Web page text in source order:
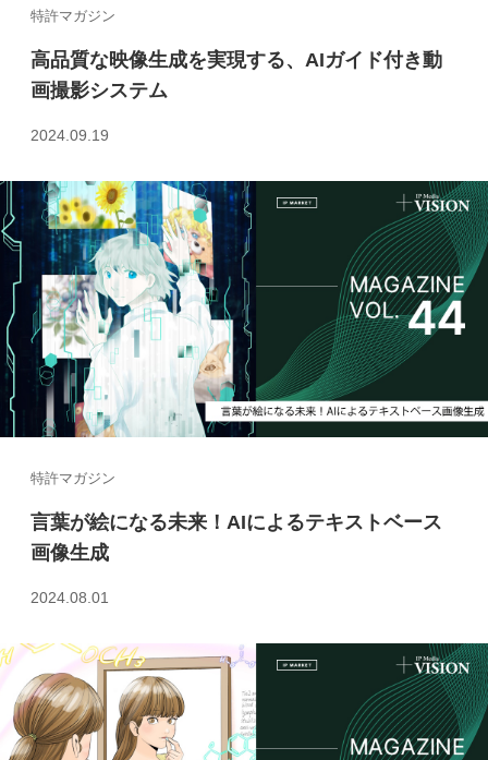
特許マガジン
高品質な映像生成を実現する、AIガイド付き動
画撮影システム
2024.09.19
特許マガジン
言葉が絵になる未来！AIによるテキストベース
画像生成
2024.08.01